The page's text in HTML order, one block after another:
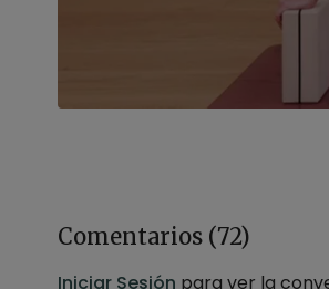
Comentarios (72)
Iniciar Sesión para ver la